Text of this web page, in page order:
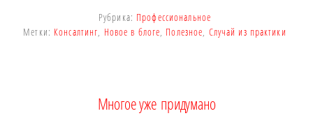
Рубрика: Профессиональное
Метки: Консалтинг Новое в блоге Полезное Случай из практики
Многое уже придумано